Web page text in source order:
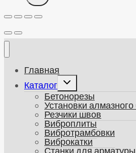
Главная
Каталог
Развернуть
дочернее
меню
Бетонорезы
Установки
Резчики швов
Виброплиты
Вибротрамбовки
Виброкатки